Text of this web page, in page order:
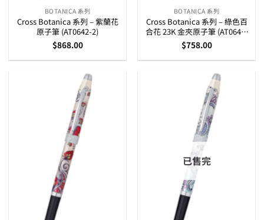
BOTANICA 系列
Cross Botanica 系列 – 紫蘭花
原子筆 (AT0642-2)
$868.00
BOTANICA 系列
Cross Botanica 系列 – 綠色百
合花 23K 金夾原子筆 (AT0642-
4)
$758.00
已售完